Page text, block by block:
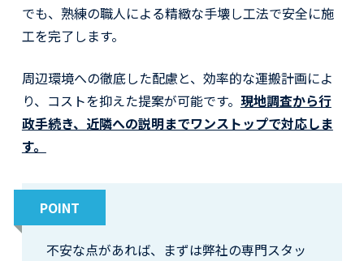
でも、熟練の職人による精緻な手壊し工法で安全に施
工を完了します。
周辺環境への徹底した配慮と、効率的な運搬計画によ
り、コストを抑えた提案が可能です。 現地調査から行
政手続き、近隣への説明までワンストップで対応しま
す。
POINT
不安な点があれば、まずは弊社の専門スタッ